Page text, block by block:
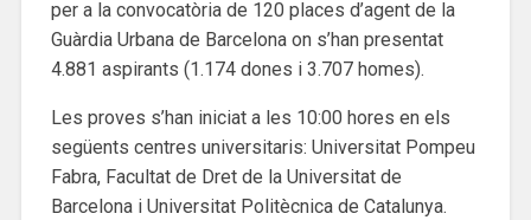
per a la convocatòria de 120 places d’agent de la
Guàrdia Urbana de Barcelona on s’han presentat
4.881 aspirants (1.174 dones i 3.707 homes).
Les proves s’han iniciat a les 10:00 hores en els
següents centres universitaris: Universitat Pompeu
Fabra, Facultat de Dret de la Universitat de
Barcelona i Universitat Politècnica de Catalunya.